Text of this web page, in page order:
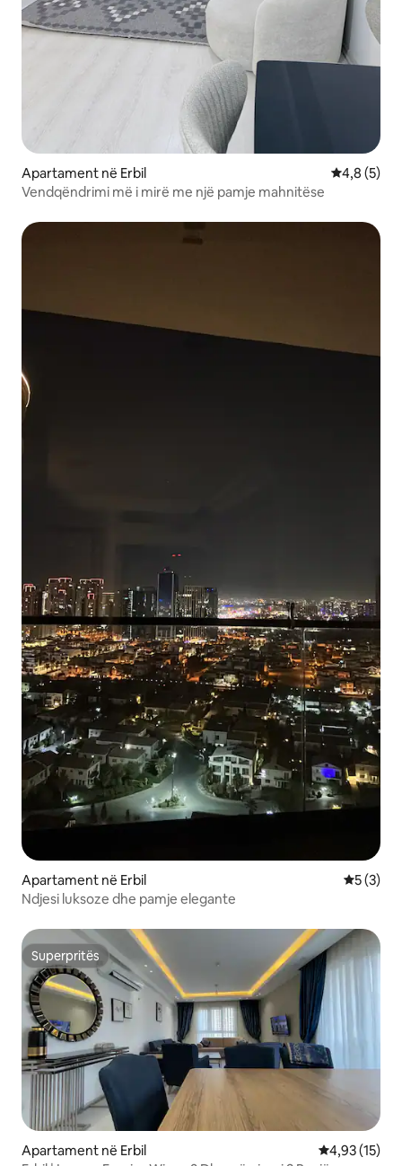
Apartament në Erbil Vlerësimi
4,8 (5)
Vendqëndrimi më i mirë me një pamje mahnitëse
Apartament në Erbil
5 (3)
Ndjesi luksoze dhe pamje elegante
Superpritës
Superpritës
Apartament në Erbil Vlerësimi
4,93 (15)